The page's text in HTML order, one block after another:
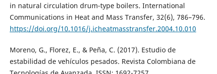
in natural circulation drum-type boilers. International
Communications in Heat and Mass Transfer, 32(6), 786–796.
https://doi.org/10.1016/j.icheatmasstransfer.2004.10.010
Moreno, G., Florez, E., & Peña, C. (2017). Estudio de
estabilidad de vehículos pesados. Revista Colombiana de